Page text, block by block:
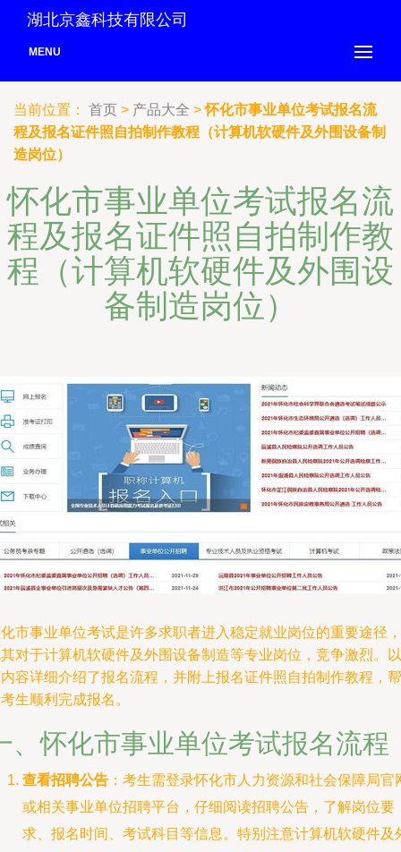
湖北京鑫科技有限公司
MENU
当前位置： 首页 > 产品大全 > 怀化市事业单位考试报名流
程及报名证件照自拍制作教程（计算机软硬件及外围设备制
造岗位）
怀化市事业单位考试报名流
程及报名证件照自拍制作教
程（计算机软硬件及外围设
备制造岗位）
市事业单位考试是许多求职者进入稳定就业岗位的重要途径，
对于计算机软硬件及外围设备制造等专业岗位，竞争激烈。以
容详细介绍了报名流程，并附上报名证件照自拍制作教程，帮
生顺利完成报名。
、怀化市事业单位考试报名流程
查看招聘公告 ：考生需登录怀化市人力资源和社会保障局官
或相关事业单位招聘平台，仔细阅读招聘公告，了解岗位要
求、报名时间、考试科目等信息。特别注意计算机软硬件及